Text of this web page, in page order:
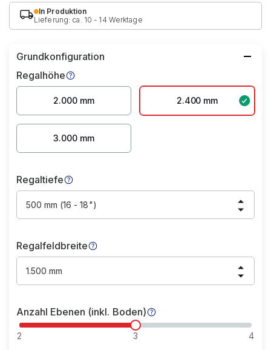
In Produktion
Lieferung: ca. 10 - 14 Werktage
Grundkonfiguration
Regalhöhe
2.000 mm 2.400 mm
3.000 mm
Regaltiefe
500 mm (16 - 18")
Regalfeldbreite
1.500 mm
Anzahl Ebenen (inkl. Boden)
2 3 4